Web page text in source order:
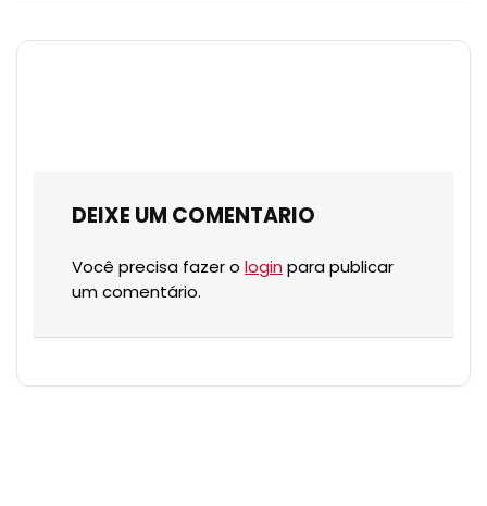
DEIXE UM COMENTARIO
Você precisa fazer o login para publicar
um comentário.